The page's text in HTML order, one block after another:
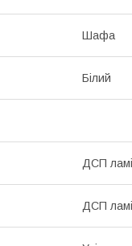
Шафа
Білий
ДСП
ДСП